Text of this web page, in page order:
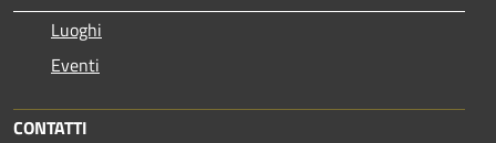
Luoghi
Eventi
CONTATTI